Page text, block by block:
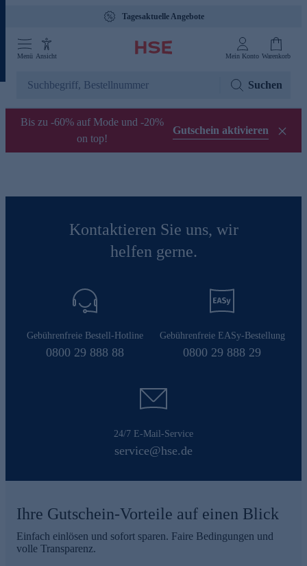
Tagesaktuelle Angebote
Menü Ansicht Mein Konto Warenkorb
Suchen
Bis zu -60% auf Mode und -20%
on top!
Gutschein aktivieren
Kontaktieren Sie uns, wir
helfen gerne.
Gebührenfreie Bestell-Hotline
0800 29 888 88
Gebührenfreie EASy-Bestellung
0800 29 888 29
24/7 E-Mail-Service
service@hse.de
Ihre Gutschein-Vorteile auf einen Blick
Einfach einlösen und sofort sparen. Faire Bedingungen und
volle Transparenz.